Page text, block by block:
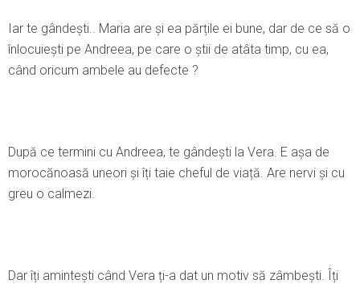
Iar te gândești.. Maria are și ea părțile ei bune, dar de ce să o
înlocuiești pe Andreea, pe care o știi de atâta timp, cu ea,
când oricum ambele au defecte ?
După ce termini cu Andreea, te gândești la Vera. E așa de
morocănoasă uneori și îți taie cheful de viață. Are nervi și cu
greu o calmezi.
Dar îți amintești când Vera ți-a dat un motiv să zâmbești. Îți